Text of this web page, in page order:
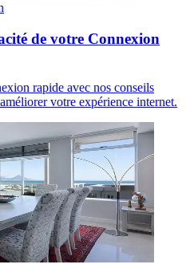
de votre Connexion
rapide avec nos conseils
votre expérience internet.